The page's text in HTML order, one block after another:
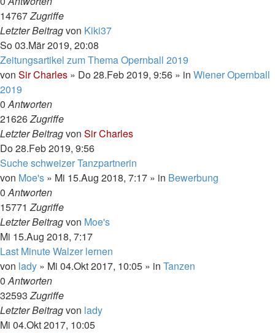
14767Zugriffe
Letzter Beitragvon Kiki37
So 03.Mär 2019, 20:08
Zeitungsartikel zum Thema Opernball 2019
von Sir Charles » Do 28.Feb 2019, 9:56 » in Wiener Opernball
2019
0Antworten
21626Zugriffe
Letzter Beitragvon Sir Charles
Do 28.Feb 2019, 9:56
Suche schweizer Tanzpartnerin
von Moe's » Mi 15.Aug 2018, 7:17 » in Bewerbung
0Antworten
15771Zugriffe
Letzter Beitragvon Moe's
Mi 15.Aug 2018, 7:17
Last Minute Walzer lernen
von lady » Mi 04.Okt 2017, 10:05 » in Tanzen
0Antworten
32593Zugriffe
Letzter Beitragvon lady
Mi 04.Okt 2017, 10:05